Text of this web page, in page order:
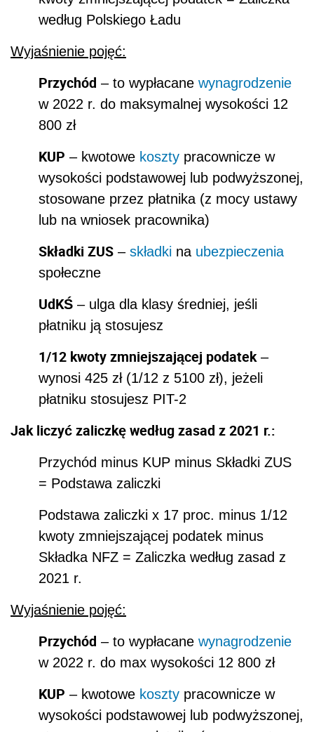
według Polskiego Ładu
Wyjaśnienie pojęć:
Przychód – to wypłacane wynagrodzenie
w 2022 r. do maksymalnej wysokości 12
800 zł
KUP – kwotowe koszty pracownicze w
wysokości podstawowej lub podwyższonej,
stosowane przez płatnika (z mocy ustawy
lub na wniosek pracownika)
Składki ZUS – składki na ubezpieczenia
społeczne
UdKŚ – ulga dla klasy średniej, jeśli
płatniku ją stosujesz
1/12 kwoty zmniejszającej podatek –
wynosi 425 zł (1/12 z 5100 zł), jeżeli
płatniku stosujesz PIT-2
Jak liczyć zaliczkę według zasad z 2021 r.:
Przychód minus KUP minus Składki ZUS
= Podstawa zaliczki
Podstawa zaliczki x 17 proc. minus 1/12
kwoty zmniejszającej podatek minus
Składka NFZ = Zaliczka według zasad z
2021 r.
Wyjaśnienie pojęć:
Przychód – to wypłacane wynagrodzenie
w 2022 r. do max wysokości 12 800 zł
KUP – kwotowe koszty pracownicze w
wysokości podstawowej lub podwyższonej,